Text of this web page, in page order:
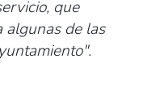
que
algunas de las